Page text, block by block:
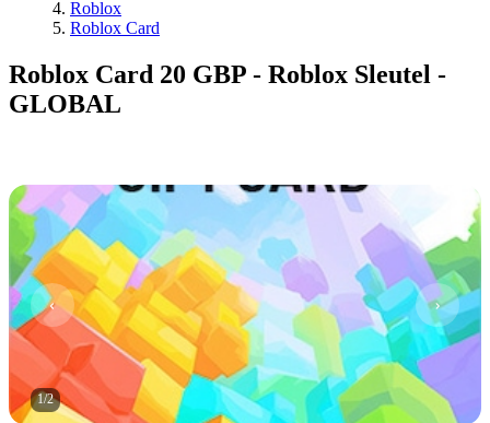
Roblox
Roblox Card
Roblox Card 20 GBP - Roblox Sleutel -
GLOBAL
1/2